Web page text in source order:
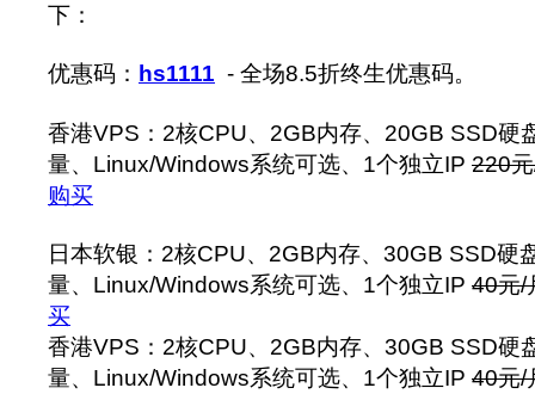
下：
优惠码： hs1111 - 全场8.5折终生优惠码。
香港VPS：2核CPU、2GB内存、20GB SSD硬
量、Linux/Windows系统可选、1个独立IP 220
购买
日本软银：2核CPU、2GB内存、30GB SSD硬
量、Linux/Windows系统可选、1个独立IP 40元/
买
香港VPS：2核CPU、2GB内存、30GB SSD硬
量、Linux/Windows系统可选、1个独立IP 40元/